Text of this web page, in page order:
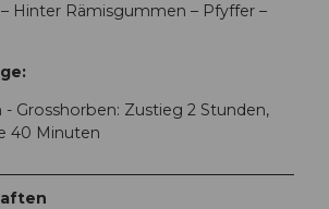
Hinter Rämisgummen – Pfyffer –
Grosshorben: Zustieg 2 Stunden,
40 Minuten